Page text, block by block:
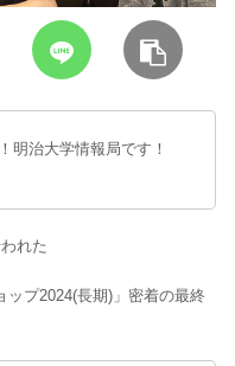
明治大学情報局です！
れた
ップ2024(長期)」密着の最終